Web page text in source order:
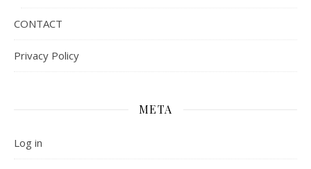
CONTACT
Privacy Policy
META
Log in